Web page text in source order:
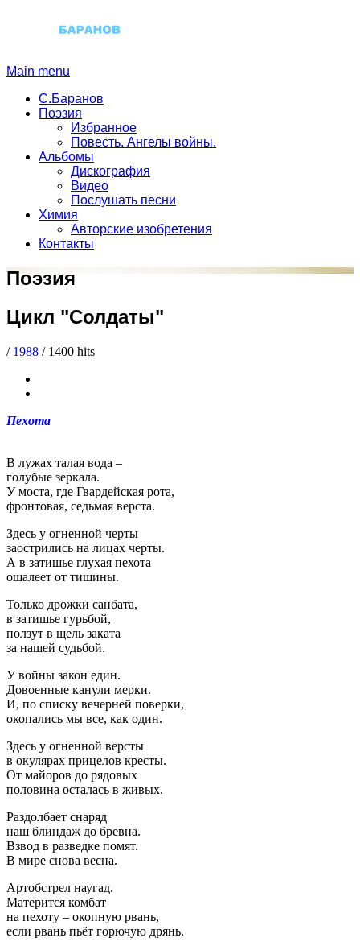
Main menu
С.Баранов
Поэзия
Избранное
Повесть. Ангелы войны.
Альбомы
Дискография
Видео
Послушать песни
Химия
Авторские изобретения
Контакты
Поэзия
Цикл "Солдаты"
/ 1988 /1400 hits
Пехота
В лужах талая вода –
голубые зеркала.
У моста, где Гвардейская рота,
фронтовая, седьмая верста.
Здесь у огненной черты
заострились на лицах черты.
А в затишье глухая пехота
ошалеет от тишины.
Только дрожки санбата,
в затишье гурьбой,
ползут в щель заката
за нашей судьбой.
У войны закон един.
Довоенные канули мерки.
И, по списку вечерней поверки,
окопались мы все, как один.
Здесь у огненной версты
в окулярах прицелов кресты.
От майоров до рядовых
половина осталась в живых.
Раздолбает снаряд
наш блиндаж до бревна.
Взвод в разведке помят.
В мире снова весна.
Артобстрел наугад.
Матерится комбат
на пехоту – окопную рвань,
если рвань пьёт горючую дрянь.